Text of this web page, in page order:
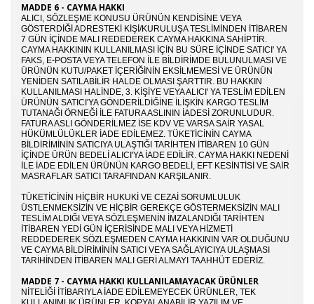
MADDE 6 - CAYMA HAKKI
ALICI, SÖZLEŞME KONUSU ÜRÜNÜN KENDISINE VEYA
GÖSTERDIĞI ADRESTEKI KIŞI/KURULUŞA TESLIMINDEN ITIBAREN
7 GÜN IÇINDE MALI REDEDEREK CAYMA HAKKINA SAHIPTIR.
CAYMA HAKKININ KULLANILMASI IÇIN BU SÜRE IÇINDE SATICI' YA
FAKS, E-POSTA VEYA TELEFON ILE BILDIRIMDE BULUNULMASI VE
ÜRÜNÜN KUTU/PAKET IÇERIĞININ EKSILMEMESI VE ÜRÜNÜN
YENIDEN SATILABILIR HALDE OLMASI ŞARTTIR. BU HAKKIN
KULLANILMASI HALINDE, 3. KIŞIYE VEYA ALICI' YA TESLIM EDILEN
ÜRÜNÜN SATICI'YA GÖNDERILDIĞINE ILIŞKIN KARGO TESLIM
TUTANAĞI ÖRNEĞI ILE FATURA ASLININ IADESI ZORUNLUDUR.
FATURA ASLI GÖNDERILMEZ ISE KDV VE VARSA SAIR YASAL
HÜKÜMLÜLÜKLER IADE EDILEMEZ. TÜKETICININ CAYMA
BILDIRIMININ SATICIYA ULAŞTIĞI TARIHTEN ITIBAREN 10 GÜN
IÇINDE ÜRÜN BEDELI ALICI'YA IADE EDILIR. CAYMA HAKKI NEDENI
ILE IADE EDILEN ÜRÜNÜN KARGO BEDELI, EFT KESINTISI VE SAIR
MASRAFLAR SATICI TARAFINDAN KARŞILANIR.
TÜKETICININ HIÇBIR HUKUKI VE CEZAI SORUMLULUK
ÜSTLENMEKSIZIN VE HIÇBIR GEREKÇE GÖSTERMEKSIZIN MALI
TESLIM ALDIĞI VEYA SÖZLEŞMENIN IMZALANDIĞI TARIHTEN
ITIBAREN YEDI GÜN IÇERISINDE MALI VEYA HIZMETI
REDDEDEREK SÖZLEŞMEDEN CAYMA HAKKININ VAR OLDUĞUNU
VE CAYMA BILDIRIMININ SATICI VEYA SAĞLAYICIYA ULAŞMASI
TARIHINDEN ITIBAREN MALI GERI ALMAYI TAAHHÜT EDERIZ.
MADDE 7 - CAYMA HAKKI KULLANILAMAYACAK ÜRÜNLER
NITELIĞI ITIBARIYLA IADE EDILEMEYECEK ÜRÜNLER, TEK